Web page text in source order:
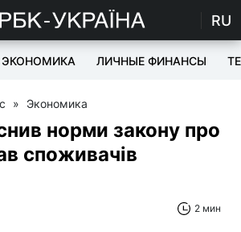
RU
ЭКОНОМИКА ЛИЧНЫЕ ФИНАНСЫ
» Экономика
норми закону про
споживачів
2 мин